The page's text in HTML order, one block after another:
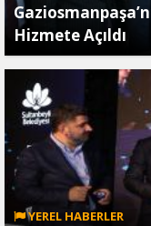
Hizmete Açıldı
YEREL HABERLER